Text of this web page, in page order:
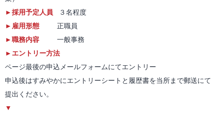
►採用予定人員
３名程度
► 雇用形態 正職員
►職務内容 一般事務
► エントリー方法
ページ最後の申込メールフォームにてエントリー
申込後はすみやかにエントリーシートと履歴書を当所まで郵送にて
提出ください。
▼